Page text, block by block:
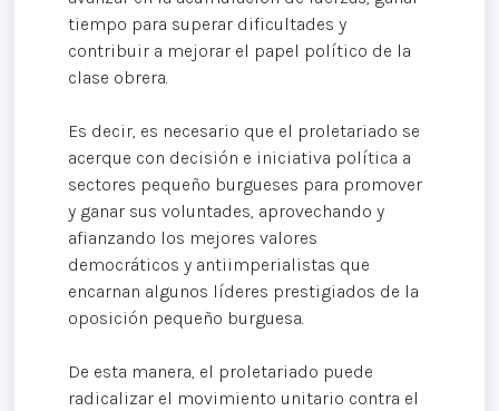
tiempo para superar dificultades y
contribuir a mejorar el papel político de la
clase obrera.
Es decir, es necesario que el proletariado se
acerque con decisión e iniciativa política a
sectores pequeño burgueses para promover
y ganar sus voluntades, aprovechando y
afianzando los mejores valores
democráticos y antiimperialistas que
encarnan algunos líderes prestigiados de la
oposición pequeño burguesa.
De esta manera, el proletariado puede
radicalizar el movimiento unitario contra el